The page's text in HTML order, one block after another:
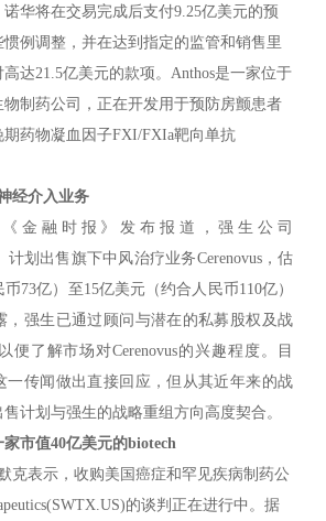
华将在交易完成后支付9.25亿美元的预
例调整，并在达到指定的监管和销售里
达21.5亿美元的款项。Anthos是一家位于
制药公司，正在开发用于预防房颤患者
药物凝血因子FXI/FXIa靶向单抗
经介入业务
《金融时报》发布报道，强生公司
）计划出售旗下中风治疗业务Cerenovus，估
73亿）至15亿美元（约合人民币110亿）
，强生已通过顾问与潜在的私募股权及战
便了解市场对Cerenovus的兴趣程度。目
一传闻做出直接回应，但从其近年来的战
计划与强生的战略重组方向高度契合。
市值40亿美元的biotech
克表示，收购美国癌症和罕见疾病制药公
的谈判正在进行中。据